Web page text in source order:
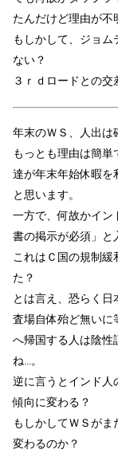
たんだけど理由が不
もしかして、ジョ
ない？
３ｒｄロードとの交
年末のＷＳ、人出は
もっとも理由は簡
達が年末年始休暇を
と思います。
一方で、何故かイン
書の掲示が必須」と
これはＣ国の規制
た？
とは言え、恐らく
査場自体殆ど無いに
へ帰国する人は陰性
ね…。
逆に言うとインド人
傾向に変わる？
もしかしてＷＳが
変わるのか？